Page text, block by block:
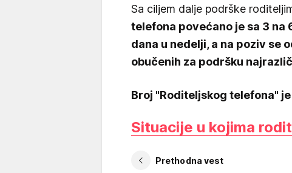
Sa ciljem dalje podrške
telefona povećano je sa 3
dana u nedelji, a na poziv se
obučenih za podršku
Broj "Roditeljskog telefona"
Situacije u kojima
Prethodna vest